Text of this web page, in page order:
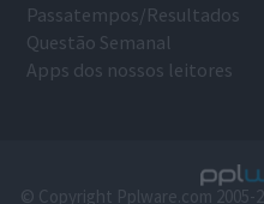
Passatempos/Resultados
Questão Semanal
Apps dos nossos leitores
© Copyright Pplware.com 2005-